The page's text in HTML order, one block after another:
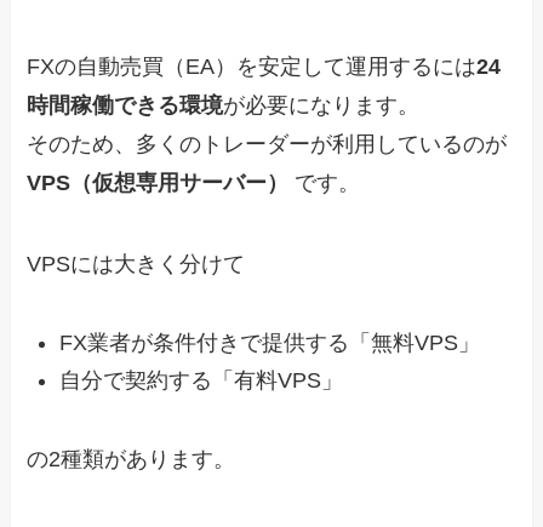
FXの自動売買（EA）を安定して運用するには24
時間稼働できる環境が必要になります。
そのため、多くのトレーダーが利用しているのが
VPS（仮想専用サーバー）
です。
VPSには大きく分けて
FX業者が条件付きで提供する「無料VPS」
自分で契約する「有料VPS」
の2種類があります。